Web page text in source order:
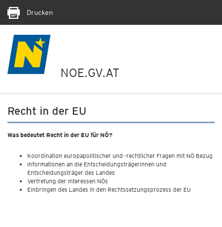
Drucken
NOE.GV.AT
Recht in der EU
Was bedeutet Recht in der EU für NÖ?
Koordination europapolitischer und -rechtlicher Fragen mit NÖ Bezug
Informationen an die Entscheidungsträgerinnen und
Entscheidungsträger des Landes
Vertretung der Interessen NÖs
Einbringen des Landes in den Rechtssetzungsprozess der EU